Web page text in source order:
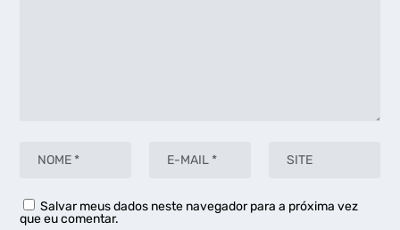
Salvar meus dados neste navegador para a próxima vez
que eu comentar.